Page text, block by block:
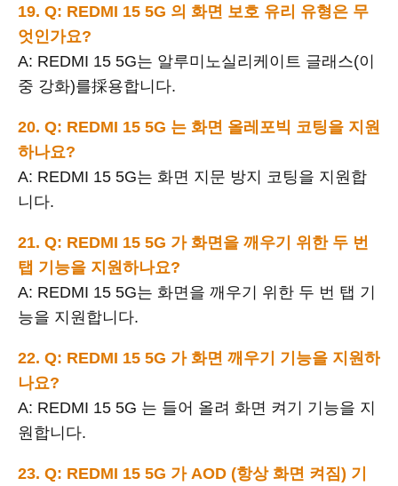
19. Q: REDMI 15 5G 의 화면 보호 유리 유형은 무
엇인가요?
A: REDMI 15 5G는 알루미노실리케이트 글래스(이
중 강화)를採용합니다.
20. Q: REDMI 15 5G 는 화면 올레포빅 코팅을 지원
하나요?
A: REDMI 15 5G는 화면 지문 방지 코팅을 지원합
니다.
21. Q: REDMI 15 5G 가 화면을 깨우기 위한 두 번
탭 기능을 지원하나요?
A: REDMI 15 5G는 화면을 깨우기 위한 두 번 탭 기
능을 지원합니다.
22. Q: REDMI 15 5G 가 화면 깨우기 기능을 지원하
나요?
A: REDMI 15 5G 는 들어 올려 화면 켜기 기능을 지
원합니다.
23. Q: REDMI 15 5G 가 AOD (항상 화면 켜짐) 기